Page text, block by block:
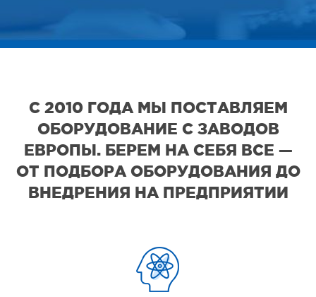
С 2010 ГОДА МЫ ПОСТАВЛЯЕМ
ОБОРУДОВАНИЕ С ЗАВОДОВ
ЕВРОПЫ. БЕРЕМ НА СЕБЯ ВСЕ —
ОТ ПОДБОРА ОБОРУДОВАНИЯ ДО
ВНЕДРЕНИЯ НА ПРЕДПРИЯТИИ